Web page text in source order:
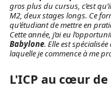
gros plus du cursus, c’est
M2, deux stages longs. Ce
qu’étudiant de mettre en
Cette année, j’ai eu
Babylone. Elle est
laquelle je commence à me
L'ICP au cœur